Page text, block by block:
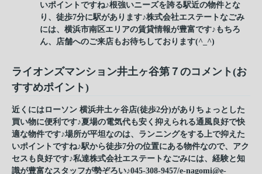
いポイントですね♪根強いニーズを誇る駅近の物件とな
り、徒歩7分に駅があります♪株式会社エステートなごみ
には、横浜市南区エリアの賃貸情報が豊富です♪もちろ
ん、店舗へのご来店もお待ちしております(^_^)
ライオンズマンション井土ヶ谷第７のコメント(お
すすめポイント)
近くにはローソン 横浜井土ヶ谷店(徒歩2分)がありちょっとした
買い物に便利です♪夏場の電気代も安く抑えられる通風良好で快
適な物件です♪場所が平坦なのは、ランニングをする上で抑えた
いポイントですね♪駅から徒歩7分の位置にある物件なので、アク
セスも良好です♪私達株式会社エステートなごみには、経験と知
識が豊富なスタッフが勢ぞろい♪045-308-9457/e-nagomi@e-